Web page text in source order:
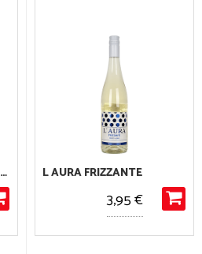
LAS DOS ANTIGUAS LA GAVIA L AURA FRIZZANTE
3,95 €